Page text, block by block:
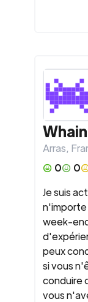
Arras,
0
0
Je suis
n'importe
week-
peux
si vous
conduire
vous